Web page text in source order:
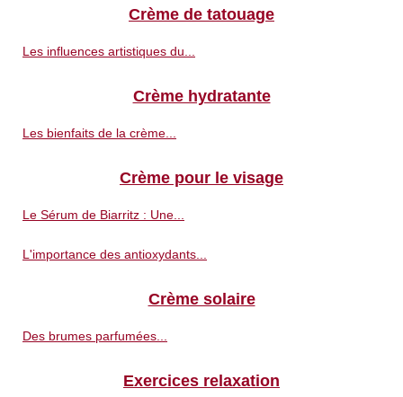
Crème de tatouage
Les influences artistiques du...
Crème hydratante
Les bienfaits de la crème...
Crème pour le visage
Le Sérum de Biarritz : Une...
L'importance des antioxydants...
Crème solaire
Des brumes parfumées...
Exercices relaxation